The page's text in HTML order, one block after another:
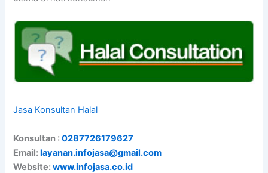
Jasa Konsultan Halal
Konsultan :0287726179627
Email:layanan.infojasa@gmail.com
Website:www.infojasa.co.id